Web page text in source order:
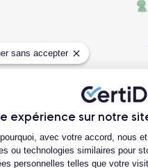
sans accepter
expérience sur notre
de
avec votre accord, nous
ou technologies similaires pour
personnelles telles que votre